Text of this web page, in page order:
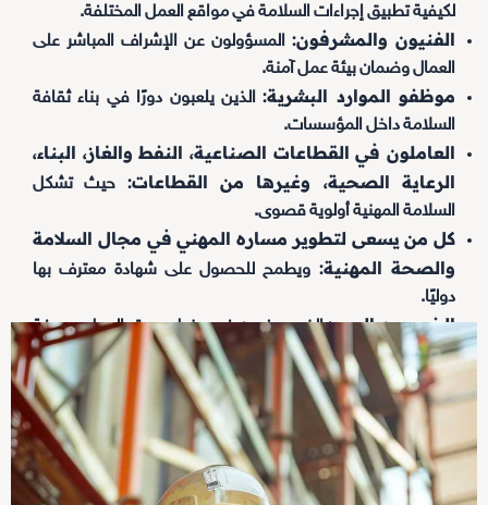
لكيفية تطبيق إجراءات السلامة في مواقع العمل المختلفة.
الفنيون والمشرفون: المسؤولون عن الإشراف المباشر على
العمال وضمان بيئة عمل آمنة.
موظفو الموارد البشرية:الذين يلعبون دورًا في بناء ثقافة
السلامة داخل المؤسسات.
العاملون في القطاعات الصناعية، النفط والغاز، البناء،
الرعاية الصحية، وغيرها من القطاعات: حيث تشكل
السلامة المهنية أولوية قصوى.
كل من يسعى لتطوير مساره المهني في مجال السلامة
والصحة المهنية: ويطمح للحصول على شهادة معترف بها
دوليًا.
الخريجون الجدد:الذين يرغبون في دخول سوق العمل بمعرفة
متخصصة ومؤهلات قوية.